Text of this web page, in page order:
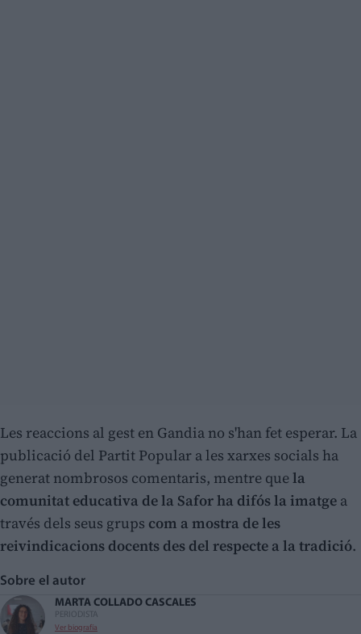
Les reaccions al gest en Gandia no s'han fet esperar. La
publicació del Partit Popular a les xarxes socials ha
generat nombrosos comentaris, mentre quela
comunitat educativa de la Safor ha difós la imatge a
través dels seus grups com a mostra de les
reivindicacions docents des del respecte a la tradició.
Sobre el autor
MARTA COLLADO CASCALES
PERIODISTA
Ver biografía